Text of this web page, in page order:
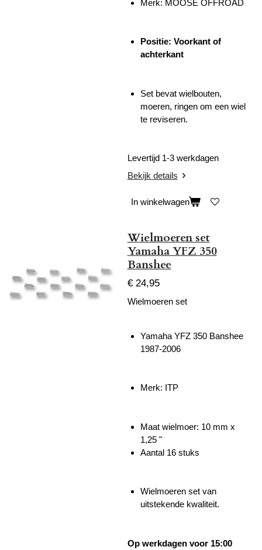
Merk: MOOSE OFFROAD
Positie: Voorkant of
achterkant
Set bevat wielbouten,
moeren, ringen om een wiel
te reviseren.
Levertijd 1-3 werkdagen
Bekijk details
In winkelwagen
Wielmoeren set
Yamaha YFZ 350
Banshee
€ 24,95
Wielmoeren set
Yamaha YFZ 350 Banshee
1987-2006
Merk: ITP
Maat wielmoer: 10 mm x
1,25 "
Aantal 16 stuks
Wielmoeren set van
uitstekende kwaliteit.
Op werkdagen voor 15:00